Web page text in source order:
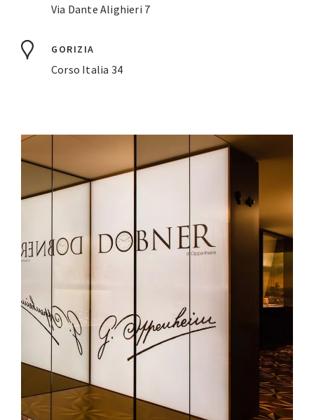
Via Dante Alighieri 7
GORIZIA
Corso Italia 34